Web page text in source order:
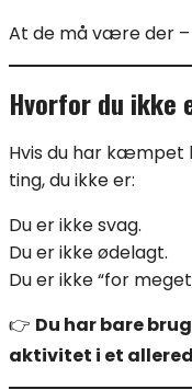
At de må være der –
Hvorfor du
Hvis du har kæmpet
ting, du ikke er:
Du er ikke svag.
Du er ikke ødelagt.
Du er ikke “for
👉 Du har bare
aktivitet i et